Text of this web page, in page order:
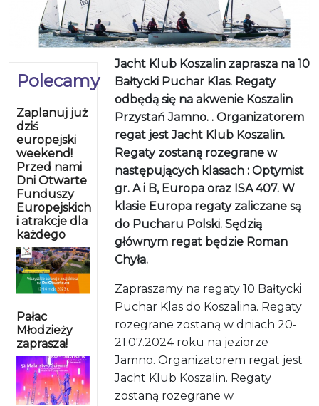
Polecamy
Zaplanuj już
dziś
europejski
weekend!
Przed nami
Dni Otwarte
Funduszy
Europejskich
i atrakcje dla
każdego
Pałac
Młodzieży
zaprasza!
Jacht Klub Koszalin zaprasza na 10
Bałtycki Puchar Klas. Regaty
odbędą się na akwenie Koszalin
Przystań Jamno. . Organizatorem
regat jest Jacht Klub Koszalin.
Regaty zostaną rozegrane w
następujących klasach : Optymist
gr. A i B, Europa oraz ISA 407. W
klasie Europa regaty zaliczane są
do Pucharu Polski. Sędzią
głównym regat będzie Roman
Chyła.
Zapraszamy na regaty 10 Bałtycki
Puchar Klas do Koszalina. Regaty
rozegrane zostaną w dniach 20-
21.07.2024 roku na jeziorze
Jamno. Organizatorem regat jest
Jacht Klub Koszalin. Regaty
zostaną rozegrane w